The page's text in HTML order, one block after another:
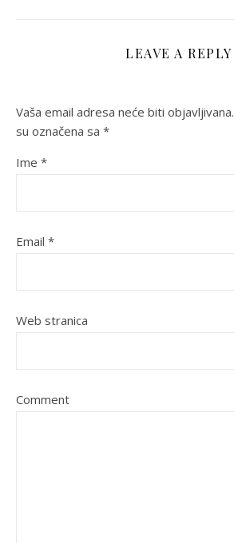
LEAVE A REPLY
Vaša email adresa neće biti objavljivana.
su označena sa *
Ime *
Email *
Web stranica
Comment